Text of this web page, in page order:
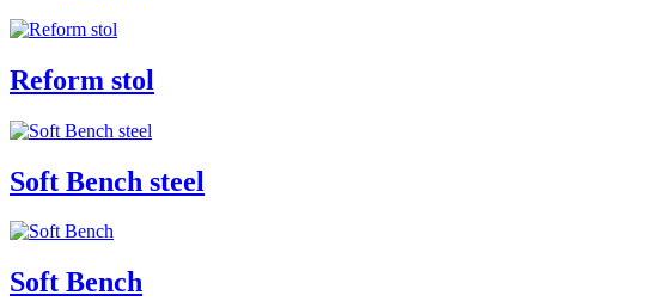
Reform stol
Soft Bench steel
Soft Bench